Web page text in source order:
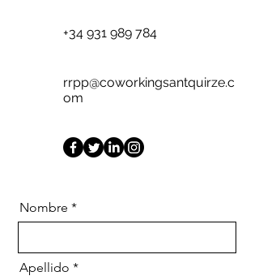
+34 931 989 784
rrpp@coworkingsantquirze.c
om
Nombre
Apellido